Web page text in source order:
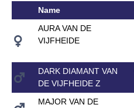
Name
AURA VAN DE
VIJFHEIDE
DARK DIAMANT VAN
DE VIJFHEIDE Z
MAJOR VAN DE